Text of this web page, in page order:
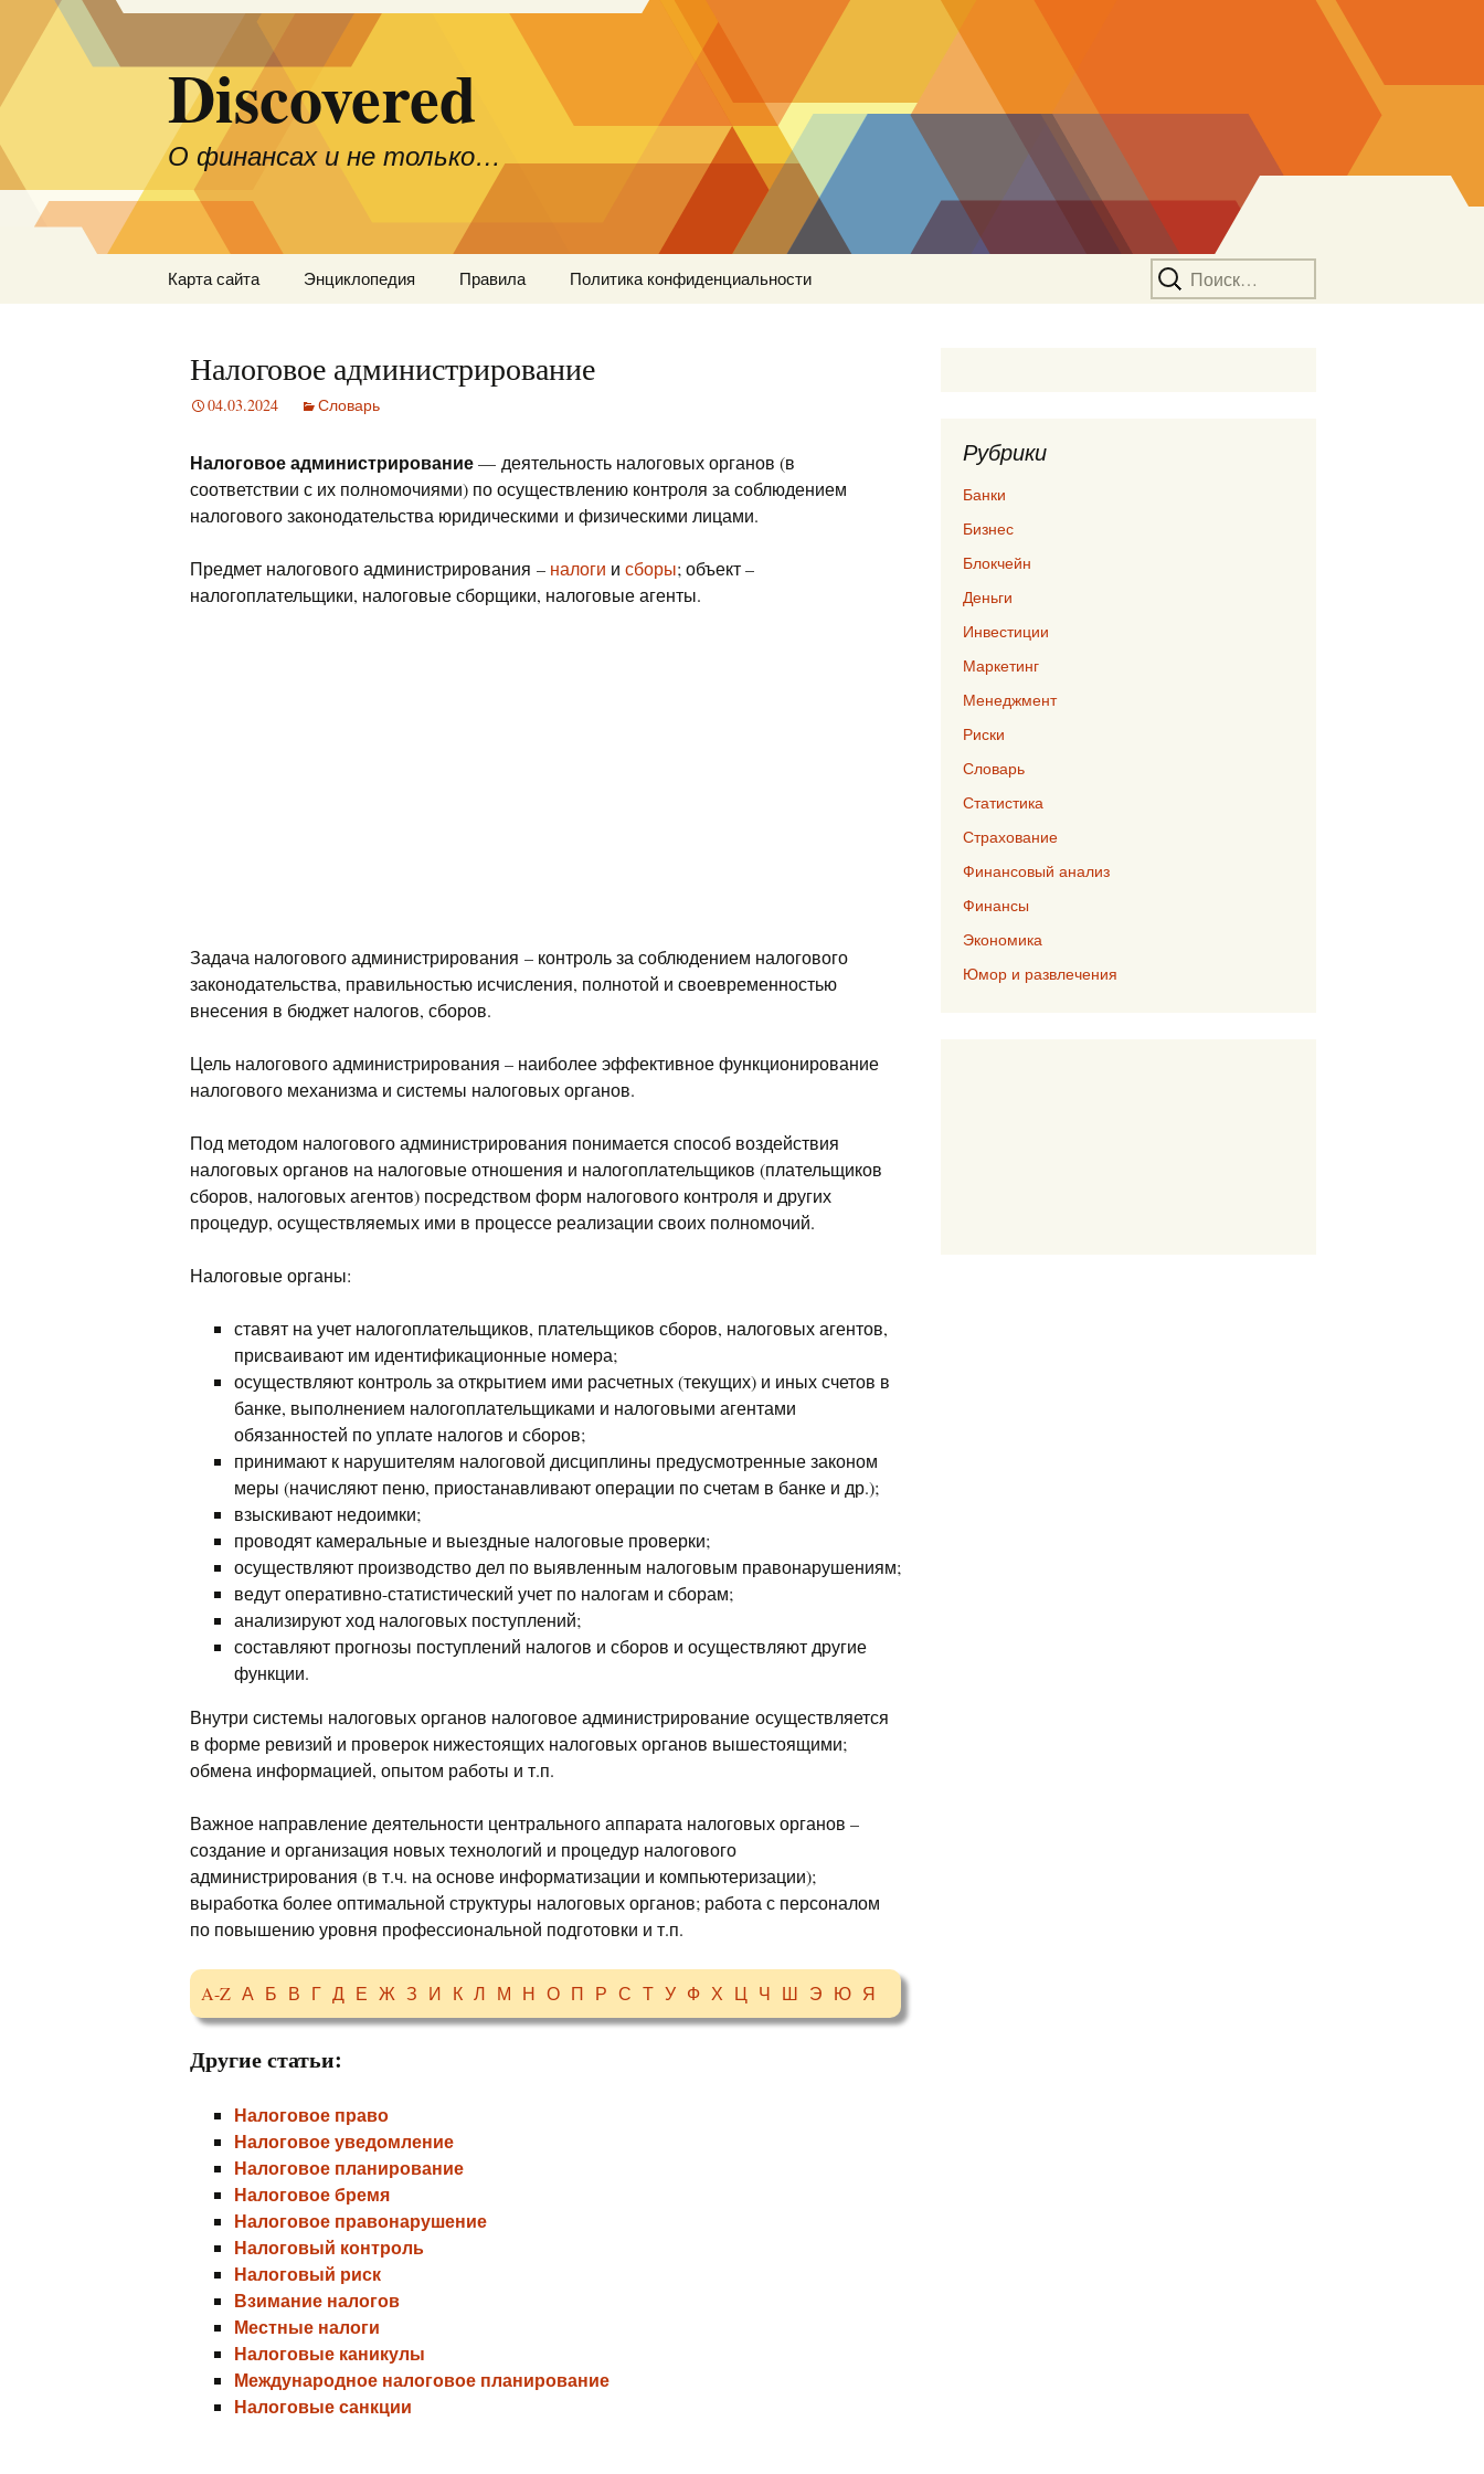
Discovered
О финансах и не только…
Карта сайта Энциклопедия Правила Политика конфиденциальности Найти:
Налоговое администрирование
04.03.2024 Словарь
Налоговое администрирование— деятельность налоговых органов (в
соответствии с их полномочиями) по осуществлению контроля за соблюдением
налогового законодательства юридическими и физическими лицами.
Предмет налогового администрирования – налоги и сборы; объект –
налогоплательщики, налоговые сборщики, налоговые агенты.
Задача налогового администрирования – контроль за соблюдением налогового
законодательства, правильностью исчисления, полнотой и своевременностью
внесения в бюджет налогов, сборов.
Цель налогового администрирования – наиболее эффективное функционирование
налогового механизма и системы налоговых органов.
Под методом налогового администрирования понимается способ воздействия
налоговых органов на налоговые отношения и налогоплательщиков (плательщиков
сборов, налоговых агентов) посредством форм налогового контроля и других
процедур, осуществляемых ими в процессе реализации своих полномочий.
Налоговые органы:
ставят на учет налогоплательщиков, плательщиков сборов, налоговых агентов,
присваивают им идентификационные номера;
осуществляют контроль за открытием ими расчетных (текущих) и иных счетов в
банке, выполнением налогоплательщиками и налоговыми агентами
обязанностей по уплате налогов и сборов;
принимают к нарушителям налоговой дисциплины предусмотренные законом
меры (начисляют пеню, приостанавливают операции по счетам в банке и др.);
взыскивают недоимки;
проводят камеральные и выездные налоговые проверки;
осуществляют производство дел по выявленным налоговым правонарушениям;
ведут оперативно-статистический учет по налогам и сборам;
анализируют ход налоговых поступлений;
составляют прогнозы поступлений налогов и сборов и осуществляют другие
функции.
Внутри системы налоговых органов налоговое администрирование осуществляется
в форме ревизий и проверок нижестоящих налоговых органов вышестоящими;
обмена информацией, опытом работы и т.п.
Важное направление деятельности центрального аппарата налоговых органов –
создание и организация новых технологий и процедур налогового
администрирования (в т.ч. на основе информатизации и компьютеризации);
выработка более оптимальной структуры налоговых органов; работа с персоналом
по повышению уровня профессиональной подготовки и т.п.
A-Z А Б В Г Д Е Ж З И К Л М Н О П Р С Т У Ф Х Ц Ч Ш Э Ю Я
Другие статьи:
Налоговое право
Налоговое уведомление
Налоговое планирование
Налоговое бремя
Налоговое правонарушение
Налоговый контроль
Налоговый риск
Взимание налогов
Местные налоги
Налоговые каникулы
Международное налоговое планирование
Налоговые санкции
Рубрики
Банки
Бизнес
Блокчейн
Деньги
Инвестиции
Маркетинг
Менеджмент
Риски
Словарь
Статистика
Страхование
Финансовый анализ
Финансы
Экономика
Юмор и развлечения